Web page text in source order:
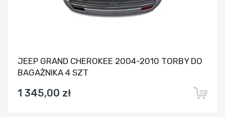
JEEP GRAND CHEROKEE 2004-2010 TORBY DO
BAGAŻNIKA 4 SZT
1 345,00 zł